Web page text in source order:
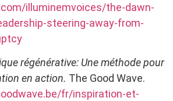
illuminemvoices/the-dawn-
steering-away-from-
régénérative: Une méthode pour
en action. The Good Wave.
fr/inspiration-et-